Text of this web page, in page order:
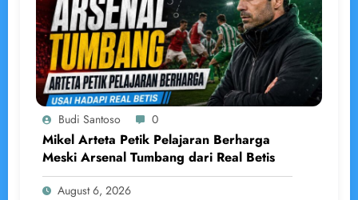
Budi Santoso 0
Mikel Arteta Petik Pelajaran Berharga
Meski Arsenal Tumbang dari Real Betis
August 6, 2026